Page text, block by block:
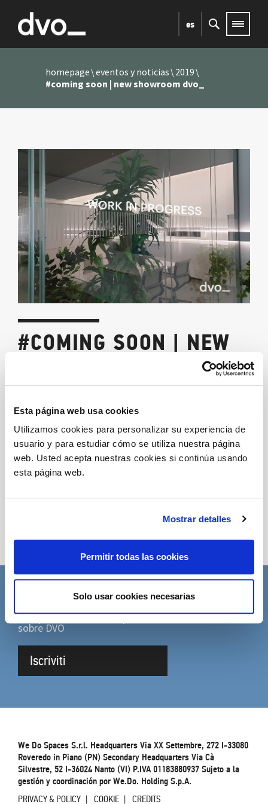
Esta página web usa cookies
Utilizamos cookies para personalizar su experiencia de
usuario y para estudiar cómo se utiliza nuestra página
web. Usted acepta nuestras cookies si continúa usando
esta página web.
Mostrar detalles
Permitir todas las cookies
Solo usar cookies necesarias
es
homepage eventos y noticias 2019
#coming soon | new showroom dvo_
#COMING SOON | NEW
03/09/2019
Lifeful place
Una marca en constante evolución, para una nueva
cultura del entorno de oficina.
SUSCRÍBETE A LA NEWSLETTER
Complete el formulario para recibir actualizaciones
sobre DVO
Iscriviti
We Do Spaces S.r.l. Headquarters Via XX Settembre, 272 I-33080
Roveredo in Piano (PN) Secondary Headquarters Via Cà
Silvestre, 52 I-36024 Nanto (VI) P.IVA 01183880937 Sujeto a la
gestión y coordinación por We.Do. Holding S.p.A.
PRIVACY & POLICY COOKIE CREDITS